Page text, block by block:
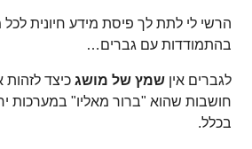
הרשי לי לתת לך פיסת מידע חיונית
בהתמודדות עם גברים…
לגברים איןשמץ של מושג כיצד
חושבות שהוא "ברור מאליו" במערכות
בכלל.